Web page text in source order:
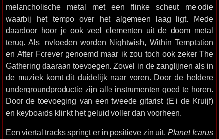
melancholische metal met een flinke scheut melodie
waarbij het tempo over het algemeen laag ligt. Mede
daardoor hoor je ook veel elementen uit de doom metal
terug. Als invloeden worden Nightwish, Within Temptation
en After Forever genoemd maar ik zou toch ook zeker The
Gathering daaraan toevoegen. Zowel in de zanglijnen als in
de muziek komt dit duidelijk naar voren. Door de heldere
undergroundproductie zijn alle instrumenten goed te horen.
Door de toevoeging van een tweede gitarist (Eli de Kruijf)
en keyboards klinkt het geluid voller dan voorheen.
Een viertal tracks springt er in positieve zin uit. Planet Icarus